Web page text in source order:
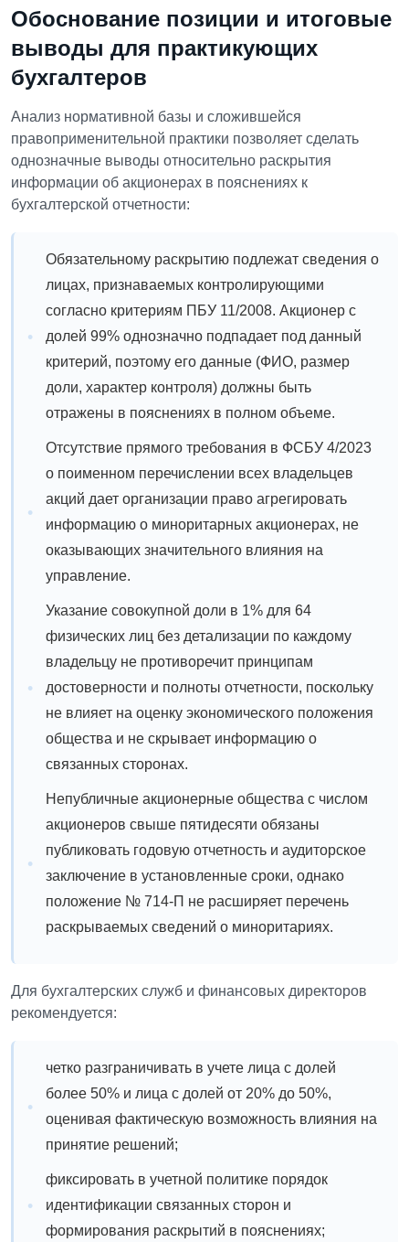
Обоснование позиции и итоговые
выводы для практикующих
бухгалтеров
Анализ нормативной базы и сложившейся
правоприменительной практики позволяет сделать
однозначные выводы относительно раскрытия
информации об акционерах в пояснениях к
бухгалтерской отчетности:
Обязательному раскрытию подлежат сведения о
лицах, признаваемых контролирующими
согласно критериям ПБУ 11/2008. Акционер с
долей 99% однозначно подпадает под данный
критерий, поэтому его данные (ФИО, размер
доли, характер контроля) должны быть
отражены в пояснениях в полном объеме.
Отсутствие прямого требования в ФСБУ 4/2023
о поименном перечислении всех владельцев
акций дает организации право агрегировать
информацию о миноритарных акционерах, не
оказывающих значительного влияния на
управление.
Указание совокупной доли в 1% для 64
физических лиц без детализации по каждому
владельцу не противоречит принципам
достоверности и полноты отчетности, поскольку
не влияет на оценку экономического положения
общества и не скрывает информацию о
связанных сторонах.
Непубличные акционерные общества с числом
акционеров свыше пятидесяти обязаны
публиковать годовую отчетность и аудиторское
заключение в установленные сроки, однако
положение № 714-П не расширяет перечень
раскрываемых сведений о миноритариях.
Для бухгалтерских служб и финансовых директоров
рекомендуется:
четко разграничивать в учете лица с долей
более 50% и лица с долей от 20% до 50%,
оценивая фактическую возможность влияния на
принятие решений;
фиксировать в учетной политике порядок
идентификации связанных сторон и
формирования раскрытий в пояснениях;